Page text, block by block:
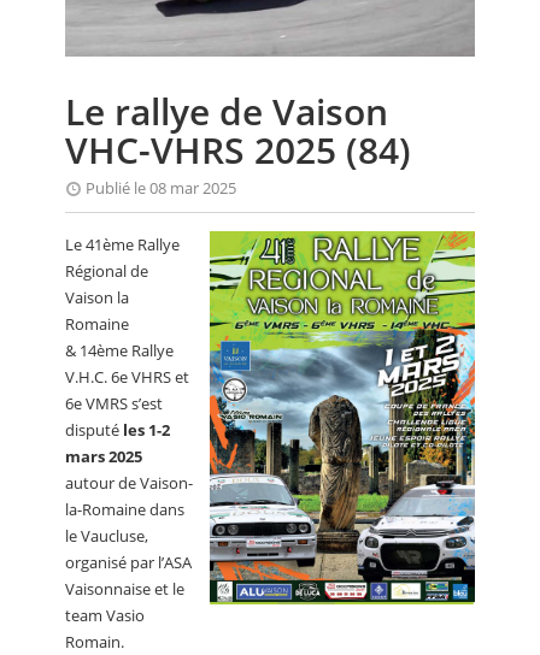
ANNUAIRES
PETITES ANNONCES
Le rallye de Vaison
VHC-VHRS 2025 (84)
Publié le 08 mar 2025
Le 41ème Rallye
Régional de
Vaison la
Romaine
& 14ème Rallye
V.H.C. 6e VHRS et
6e VMRS s’est
disputé les 1-2
mars 2025
autour de Vaison-
la-Romaine dans
le Vaucluse,
organisé par l’ASA
Vaisonnaise et le
team Vasio
Romain.